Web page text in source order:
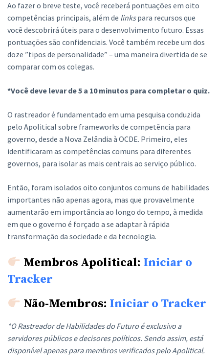
Ao fazer o breve teste, você receberá pontuações em oito
competências principais, além de linkspara recursos que
você descobrirá úteis para o desenvolvimento futuro. Essas
pontuações são confidenciais. Você também recebe um dos
doze ”tipos de personalidade” – uma maneira divertida de se
comparar com os colegas.
*Você deve levar de 5 a 10 minutos para completar o quiz.
O rastreador é fundamentado em uma pesquisa conduzida
pelo Apolitical sobre frameworks de competência para
governo, desde a Nova Zelândia à OCDE. Primeiro, eles
identificaram as competências comuns para diferentes
governos, para isolar as mais centrais ao serviço público.
Então, foram isolados oito conjuntos comuns de habilidades
importantes não apenas agora, mas que provavelmente
aumentarão em importância ao longo do tempo, à medida
em que o governo é forçado a se adaptar à rápida
transformação da sociedade e da tecnologia.
Membros Apolitical: Iniciar o
Tracker
Não-Membros: Iniciar o Tracker
*O Rastreador de Habilidades do Futuro é exclusivo a
servidores públicos e decisores políticos. Sendo assim, está
disponível apenas para membros verificados pelo Apolitical.